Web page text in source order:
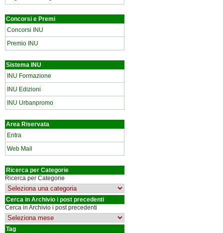
Concorsi e Premi
Concorsi INU
Premio INU
Sistema INU
INU Formazione
INU Edizioni
INU Urbanpromo
Area Riservata
Entra
Web Mail
Ricerca per Categorie
Ricerca per Categorie
Cerca in Archivio i post precedenti
Cerca in Archivio i post precedenti
Tag